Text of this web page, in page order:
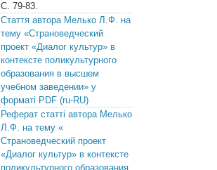
С. 79-83.
Стаття автора Мелько Л.Ф. на
тему «Страноведческий
проект «Диалог культур» в
контексте поликультурного
образования в высшем
учебном заведении» у
форматі PDF (ru-RU)
Реферат статті автора Мелько
Л.Ф. на тему «
Страноведческий проект
«Диалог культур» в контексте
поликультурного образования